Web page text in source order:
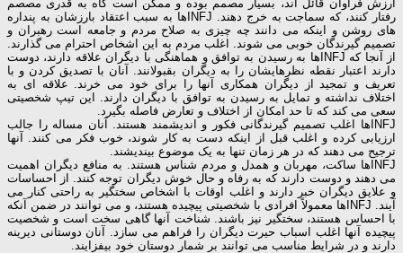
ارزش فراوان قائل اند، بسیار مصمم بوده و ممکن است گاه به قدری مصصم
رفتار کنند، که سماجت به خرج دهند. INFJها به سبب اعتقاد بارزشان به پنداره
های روشن و اینکه می دانند چه چیزی به صلاح مردم و جامعه است رهبران و
تصمیم گیرندگان خوبی می شوند. اغلب مردم به این اشخاص احترام می گذارند.
از آنجا که INFJها به رسیدن به توافق و هماهنگی با دیگران علاقه دارند، دوست
دارند اعتبار نقطه نظرهایشان را به دیگران بقبولانند. آنان با تصدیق کردن و با
تعریف و تمجید از دیگران همکاری آنها را برای خود می خرند. علاقه ای به
اختلاف نداشته و تمایل به رسیدن به توافق با دیگران دارند. این تیپ شخصیتی
سعی می کند که تا حد امکان از اختلاف و تعارض فاصله بگیرد.
INFJها اغلب تصمیم گیرندگانی فکور و اندیشمند هستند. آنان مساله را جالب
ارزیابی کرده و اغلب قبل از اینکه دست به کار شوند، خوب فکر می کنند. آنها
ترجیح می دهند که در هر زمان تنها به یک موضوع بیندیشند.
INFJها ساکت، مهربان و همدل و مردم شناس هستند. به منافع دیگران اهمیت
می دهند و دوست دارند که به رفاه و حال خوش دیگران توجه کنند. از احساسات
و علایق دیگران خبر دارند و اغلب اوقات با اشخاص سختگیر به راحتی کنار می
آیند. INFJها معمولاً افرادی با شخصیتی پیچیده هستند، و می توانند در ضمن آنکه
با احساس هستند، سختگیر نیز باشند. شناخت آنها گاهی سخت است و شخصیت
پیچیده آنها اغلب اسباب حیرت دیگران را فراهم می سازد. آنان دوستانی دیرینه
دارند و در شرایط مناسب می توانند بر شمار دوستان خود بیفزایند.